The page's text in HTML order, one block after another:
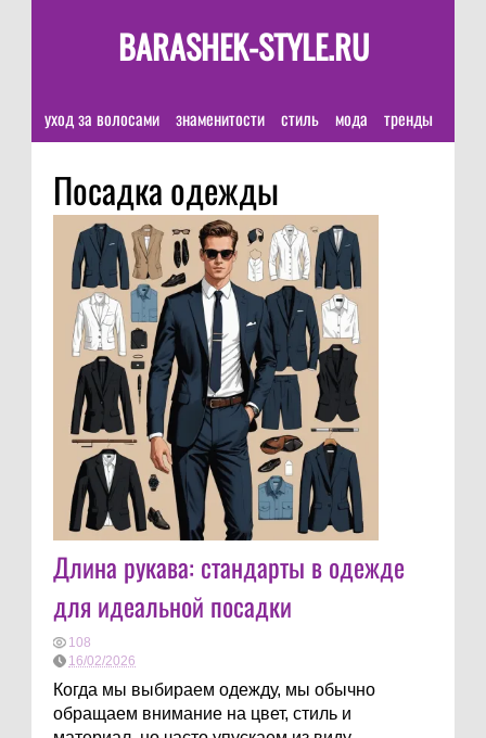
BARASHEK-STYLE.RU
уход за волосами знаменитости стиль мода тренды
Посадка одежды
Длина рукава: стандарты в одежде
для идеальной посадки
108
16/02/2026
Когда мы выбираем одежду, мы обычно
обращаем внимание на цвет, стиль и